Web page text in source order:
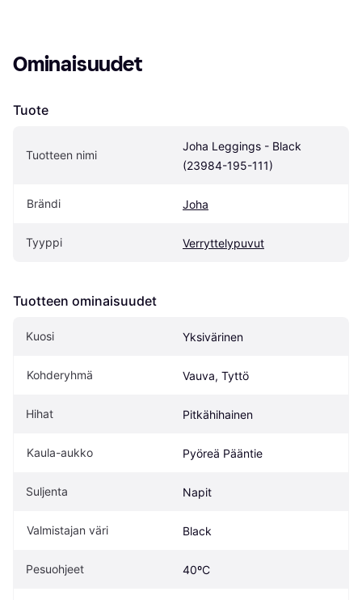
Ominaisuudet
Tuote
Tuotteen nimi
Joha Leggings - Black
(23984-195-111)
Brändi Joha
Tyyppi Verryttelypuvut
Tuotteen ominaisuudet
Kuosi Yksivärinen
Kohderyhmä Vauva, Tyttö
Hihat Pitkähihainen
Kaula-aukko Pyöreä Pääntie
Suljenta Napit
Valmistajan väri Black
Pesuohjeet 40ºC